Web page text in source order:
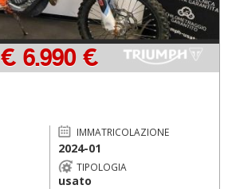
€ 6.990 €
IMMATRICOLAZIONE
2024-01
TIPOLOGIA
usato